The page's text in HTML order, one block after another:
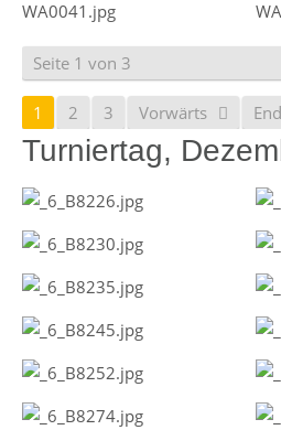
Seite 1 von 3
1 2 3 Vorwärts
Turniertag,